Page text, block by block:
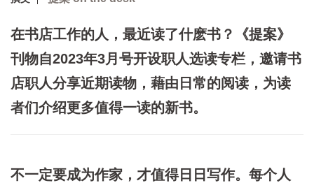
在书店工作的人，最近读了什麽书？《提案》
刊物自2023年3月号开设职人选读专栏，邀请书
店职人分享近期读物，藉由日常的阅读，为读
者们介绍更多值得一读的新书。
不一定要成为作家，才值得日日写作。每个人